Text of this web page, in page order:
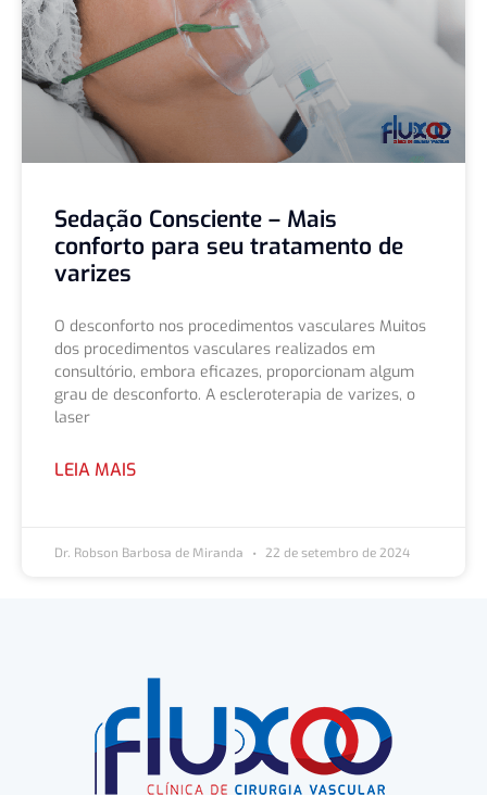
Sedação Consciente – Mais
conforto para seu tratamento de
varizes
O desconforto nos procedimentos vasculares Muitos
dos procedimentos vasculares realizados em
consultório, embora eficazes, proporcionam algum
grau de desconforto. A escleroterapia de varizes, o
laser
LEIA MAIS
Dr. Robson Barbosa de Miranda 22 de setembro de 2024